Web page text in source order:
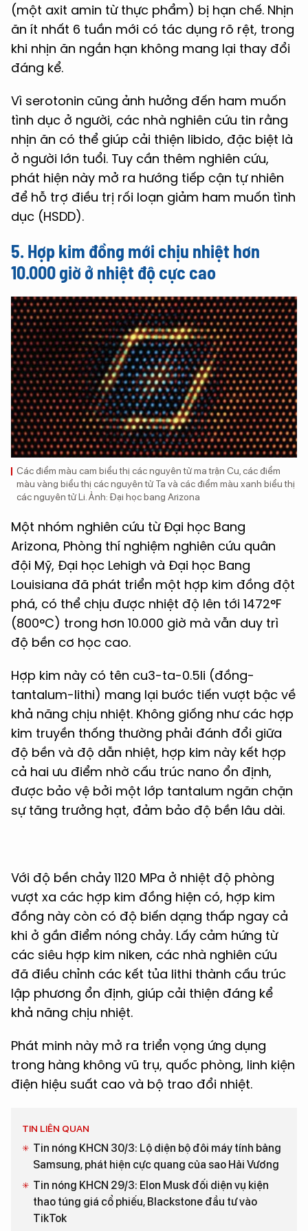
(một axit amin từ thực phẩm) bị hạn chế. Nhịn
ăn ít nhất 6 tuần mới có tác dụng rõ rệt, trong
khi nhịn ăn ngắn hạn không mang lại thay đổi
đáng kể.
Vì serotonin cũng ảnh hưởng đến ham muốn
tình dục ở người, các nhà nghiên cứu tin rằng
nhịn ăn có thể giúp cải thiện libido, đặc biệt là
ở người lớn tuổi. Tuy cần thêm nghiên cứu,
phát hiện này mở ra hướng tiếp cận tự nhiên
để hỗ trợ điều trị rối loạn giảm ham muốn tình
dục (HSDD).
5. Hợp kim đồng mới chịu nhiệt hơn
10.000 giờ ở nhiệt độ cực cao
Các điểm màu cam biểu thị các nguyên tử ma trận Cu, các điểm
màu vàng biểu thị các nguyên tử Ta và các điểm màu xanh biểu thị
các nguyên tử Li. Ảnh: Đại học bang Arizona
Một nhóm nghiên cứu từ Đại học Bang
Arizona, Phòng thí nghiệm nghiên cứu quân
đội Mỹ, Đại học Lehigh và Đại học Bang
Louisiana đã phát triển một hợp kim đồng đột
phá, có thể chịu được nhiệt độ lên tới 1472°F
(800°C) trong hơn 10.000 giờ mà vẫn duy trì
độ bền cơ học cao.
Hợp kim này có tên cu3-ta-0.5li (đồng-
tantalum-lithi) mang lại bước tiến vượt bậc về
khả năng chịu nhiệt. Không giống như các hợp
kim truyền thống thường phải đánh đổi giữa
độ bền và độ dẫn nhiệt, hợp kim này kết hợp
cả hai ưu điểm nhờ cấu trúc nano ổn định,
được bảo vệ bởi một lớp tantalum ngăn chặn
sự tăng trưởng hạt, đảm bảo độ bền lâu dài.
Với độ bền chảy 1120 MPa ở nhiệt độ phòng
vượt xa các hợp kim đồng hiện có, hợp kim
đồng này còn có độ biến dạng thấp ngay cả
khi ở gần điểm nóng chảy. Lấy cảm hứng từ
các siêu hợp kim niken, các nhà nghiên cứu
đã điều chỉnh các kết tủa lithi thành cấu trúc
lập phương ổn định, giúp cải thiện đáng kể
khả năng chịu nhiệt.
Phát minh này mở ra triển vọng ứng dụng
trong hàng không vũ trụ, quốc phòng, linh kiện
điện hiệu suất cao và bộ trao đổi nhiệt.
TIN LIÊN QUAN
Tin nóng KHCN 30/3: Lộ diện bộ đôi máy tính bảng
Samsung, phát hiện cực quang của sao Hải Vương
Tin nóng KHCN 29/3: Elon Musk đối diện vụ kiện
thao túng giá cổ phiếu, Blackstone đầu tư vào
TikTok